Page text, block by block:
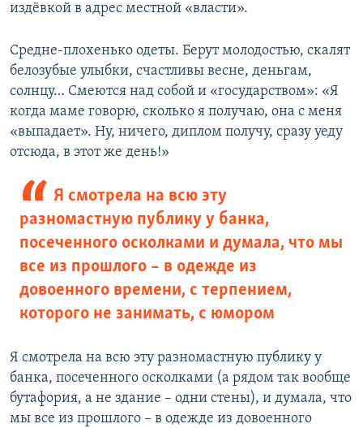
издёвкой в адрес местной «власти».
Средне-плохенько одеты. Берут молодостью, скалят
белозубые улыбки, счастливы весне, деньгам,
солнцу… Смеются над собой и «государством»: «Я
когда маме говорю, сколько я получаю, она с меня
«выпадает». Ну, ничего, диплом получу, сразу уеду
отсюда, в этот же день!»
Я смотрела на всю эту
разномастную публику у банка,
посеченного осколками и думала, что мы
все из прошлого – в одежде из
довоенного времени, с терпением,
которого не занимать, с юмором
Я смотрела на всю эту разномастную публику у
банка, посеченного осколками (а рядом так вообще
бутафория, а не здание – одни стены), и думала, что
мы все из прошлого – в одежде из довоенного